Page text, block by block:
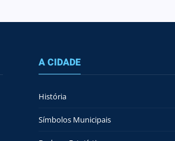
A CIDADE
História
Símbolos Municipais